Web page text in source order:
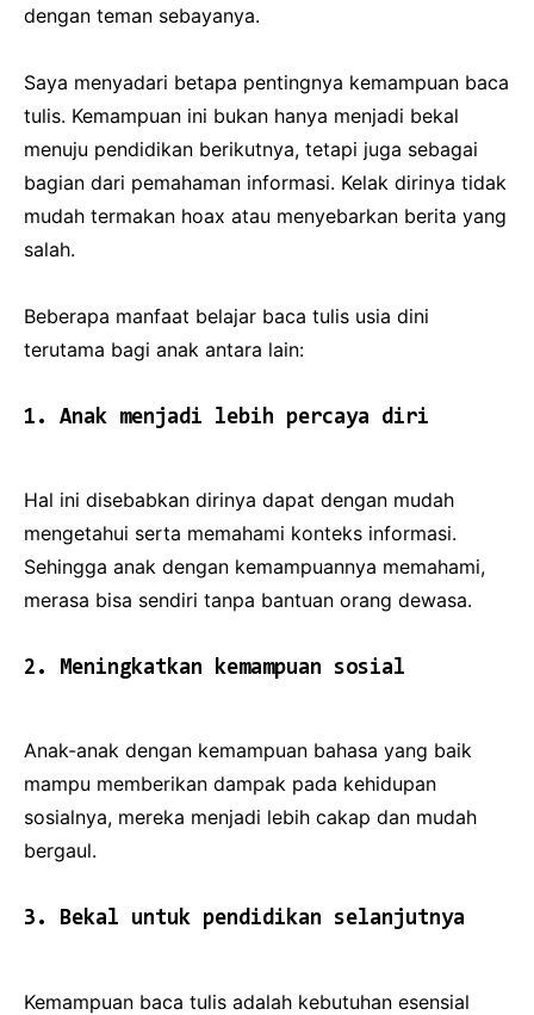
dengan teman sebayanya.
Saya menyadari betapa pentingnya kemampuan baca
tulis. Kemampuan ini bukan hanya menjadi bekal
menuju pendidikan berikutnya, tetapi juga sebagai
bagian dari pemahaman informasi. Kelak dirinya tidak
mudah termakan hoax atau menyebarkan berita yang
salah.
Beberapa manfaat belajar baca tulis usia dini
terutama bagi anak antara lain:
1. Anak menjadi lebih percaya diri
Hal ini disebabkan dirinya dapat dengan mudah
mengetahui serta memahami konteks informasi.
Sehingga anak dengan kemampuannya memahami,
merasa bisa sendiri tanpa bantuan orang dewasa.
2. Meningkatkan kemampuan sosial
Anak-anak dengan kemampuan bahasa yang baik
mampu memberikan dampak pada kehidupan
sosialnya, mereka menjadi lebih cakap dan mudah
bergaul.
3. Bekal untuk pendidikan selanjutnya
Kemampuan baca tulis adalah kebutuhan esensial